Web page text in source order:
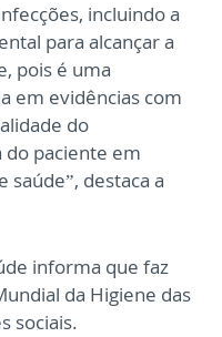
incluindo a
para alcançar a
pois é uma
em evidências com
do
paciente em
saúde”, destaca a
informa que faz
da Higiene das
sociais.